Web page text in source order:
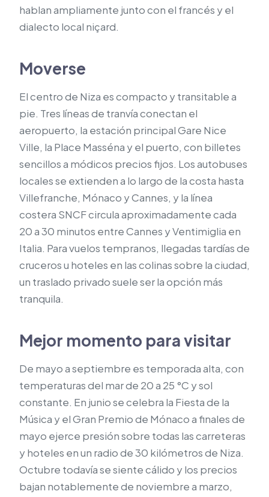
hablan ampliamente junto con el francés y el
dialecto local niçard.
Moverse
El centro de Niza es compacto y transitable a
pie. Tres líneas de tranvía conectan el
aeropuerto, la estación principal Gare Nice
Ville, la Place Masséna y el puerto, con billetes
sencillos a módicos precios fijos. Los autobuses
locales se extienden a lo largo de la costa hasta
Villefranche, Mónaco y Cannes, y la línea
costera SNCF circula aproximadamente cada
20 a 30 minutos entre Cannes y Ventimiglia en
Italia. Para vuelos tempranos, llegadas tardías de
cruceros u hoteles en las colinas sobre la ciudad,
un traslado privado suele ser la opción más
tranquila.
Mejor momento para visitar
De mayo a septiembre es temporada alta, con
temperaturas del mar de 20 a 25 °C y sol
constante. En junio se celebra la Fiesta de la
Música y el Gran Premio de Mónaco a finales de
mayo ejerce presión sobre todas las carreteras
y hoteles en un radio de 30 kilómetros de Niza.
Octubre todavía se siente cálido y los precios
bajan notablemente de noviembre a marzo,